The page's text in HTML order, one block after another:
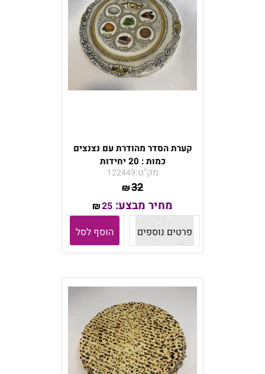
קערת הסדר מהודרת עם נצנצים
כמות : 20 יחידות
מק"ט:122449
₪32
מחיר מבצע: ₪25
פרטים נוספים
הוסף לסל